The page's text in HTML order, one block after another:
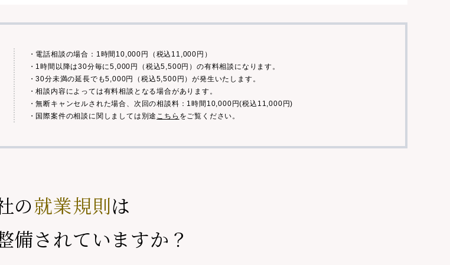
・電話相談の場合：1時間10,000円（税込11,000円）
・1時間以降は30分毎に5,000円（税込5,500円）の有料相談になります。
・30分未満の延長でも5,000円（税込5,500円）が発生いたします。
・相談内容によっては有料相談となる場合があります。
・無断キャンセルされた場合、次回の相談料：1時間10,000円(税込11,000円)
・国際案件の相談に関しましては別途 こちら をご覧ください。
の就業規則は
備されていますか？